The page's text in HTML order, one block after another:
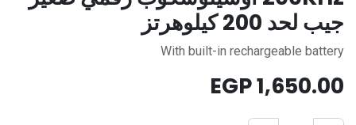
جيب لحد 200 كيلوهرتز
With built-in rechargeable battery
1,650.00